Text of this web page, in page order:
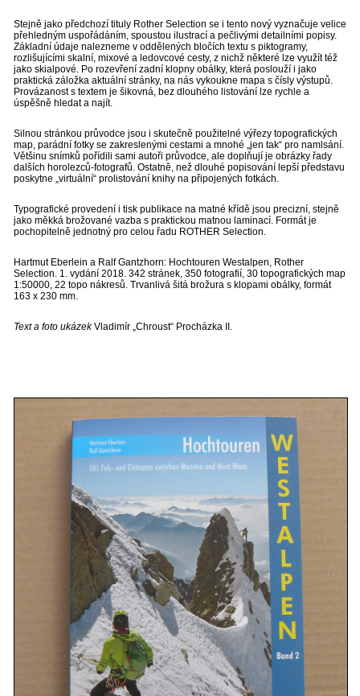
Stejně jako předchozí tituly Rother Selection se i tento nový vyznačuje velice
přehledným uspořádáním, spoustou ilustrací a pečlivými detailními popisy.
Základní údaje nalezneme v oddělených bločích textu s piktogramy,
rozlišujícími skalní, mixové a ledovcové cesty, z nichž některé lze využít též
jako skialpové. Po rozevření zadní klopny obálky, která poslouží i jako
praktická záložka aktuální stránky, na nás vykoukne mapa s čísly výstupů.
Provázanost s textem je šikovná, bez dlouhého listování lze rychle a
úspěšně hledat a najít.
Silnou stránkou průvodce jsou i skutečně použitelné výřezy topografických
map, parádní fotky se zakreslenými cestami a mnohé „jen tak“ pro namlsání.
Většinu snímků pořídili sami autoři průvodce, ale doplňují je obrázky řady
dalších horolezců-fotografů. Ostatně, než dlouhé popisování lepší představu
poskytne „virtuální“ prolistování knihy na připojených fotkách.
Typografické provedení i tisk publikace na matné křídě jsou precizní, stejně
jako měkká brožované vazba s praktickou matnou laminací. Formát je
pochopitelně jednotný pro celou řadu ROTHER Selection.
Hartmut Eberlein a Ralf Gantzhorn: Hochtouren Westalpen, Rother
Selection. 1. vydání 2018. 342 stránek, 350 fotografií, 30 topografických map
1:50000, 22 topo nákresů. Trvanlivá šitá brožura s klopami obálky, formát
163 x 230 mm.
Text a foto ukázekVladimír „Chroust“ Procházka II.